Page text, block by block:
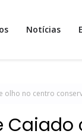
Notícias
olho no centro
e